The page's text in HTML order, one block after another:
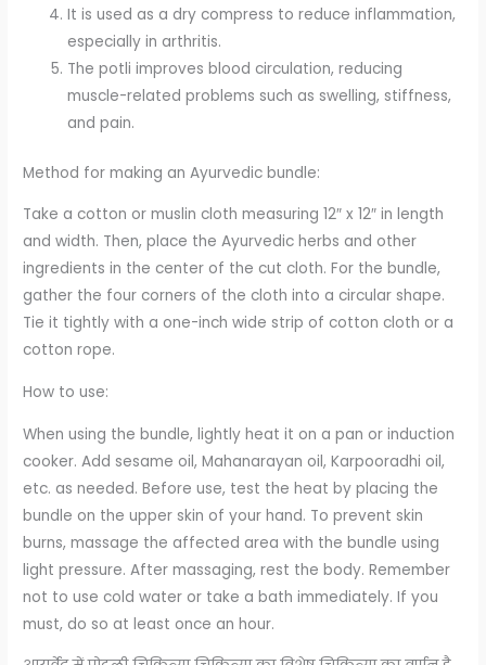
It is used as a dry compress to reduce inflammation,
especially in arthritis.
The potli improves blood circulation, reducing
muscle-related problems such as swelling, stiffness,
and pain.
Method for making an Ayurvedic bundle:
Take a cotton or muslin cloth measuring 12″ x 12″ in length
and width. Then, place the Ayurvedic herbs and other
ingredients in the center of the cut cloth. For the bundle,
gather the four corners of the cloth into a circular shape.
Tie it tightly with a one-inch wide strip of cotton cloth or a
cotton rope.
How to use:
When using the bundle, lightly heat it on a pan or induction
cooker. Add sesame oil, Mahanarayan oil, Karpooradhi oil,
etc. as needed. Before use, test the heat by placing the
bundle on the upper skin of your hand. To prevent skin
burns, massage the affected area with the bundle using
light pressure. After massaging, rest the body. Remember
not to use cold water or take a bath immediately. If you
must, do so at least once an hour.